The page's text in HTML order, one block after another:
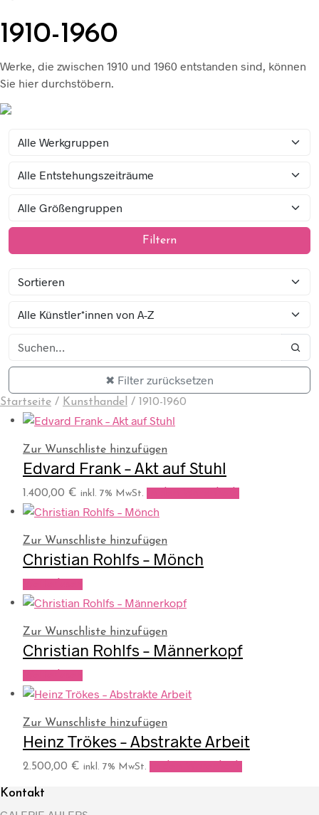
1910-1960
Werke, die zwischen 1910 und 1960 entstanden sind, können
Sie hier durchstöbern.
Filtern
✖ Filter zurücksetzen
Startseite / Kunsthandel / 1910-1960
Zur Wunschliste hinzufügen
Edvard Frank – Akt auf Stuhl
1.400,00 € inkl. 7% MwSt.
Zur Wunschliste hinzufügen
Christian Rohlfs – Mönch
Zur Wunschliste hinzufügen
Christian Rohlfs – Männerkopf
Zur Wunschliste hinzufügen
Heinz Trökes – Abstrakte Arbeit
2.500,00 € inkl. 7% MwSt.
Kontakt